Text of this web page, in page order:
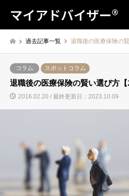
マイアドバイザー®
過去記事一覧 退職後の医療保険の
コラム スポットコラム
退職後の医療保険の賢い選び方【
2016.02.20 / 最終更新日：2023.10.09